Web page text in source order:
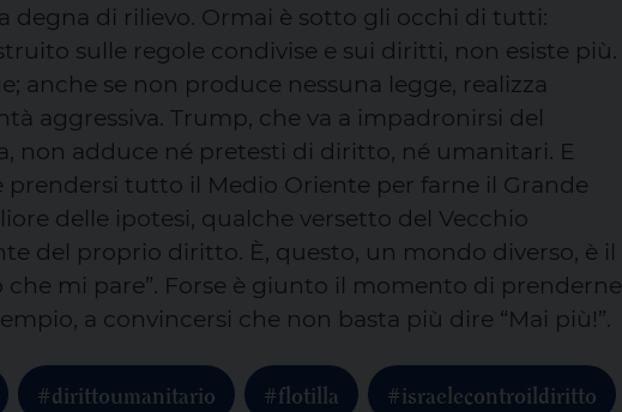
degna di rilievo. Ormai è sotto gli occhi di tutti:
sulle regole condivise e sui diritti, non esiste più.
anche se non produce nessuna legge, realizza
aggressiva. Trump, che va a impadronirsi del
non adduce né pretesti di diritto, né umanitari. E
prendersi tutto il Medio Oriente per farne il Grande
delle ipotesi, qualche versetto del Vecchio
del proprio diritto. È, questo, un mondo diverso, è il
che mi pare”. Forse è giunto il momento di prenderne
a convincersi che non basta più dire “Mai più!”.
#dirittoumanitario #flotilla #israelecontroildiritto